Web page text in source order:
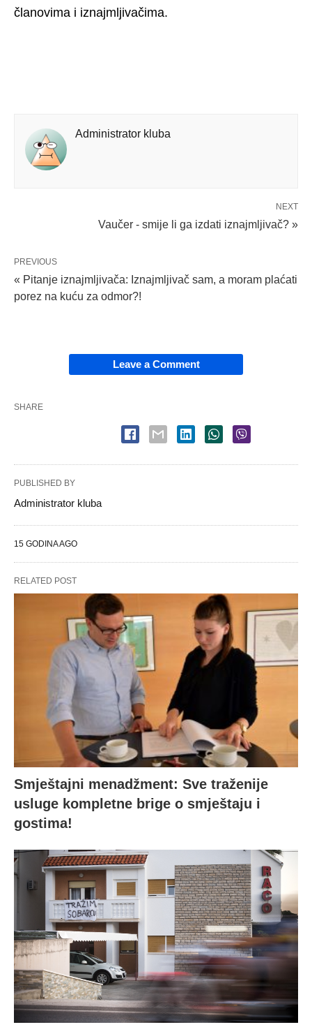
članovima i iznajmljivačima.
Administrator kluba
NEXT
Vaučer - smije li ga izdati iznajmljivač? »
PREVIOUS
« Pitanje iznajmljivača: Iznajmljivač sam, a moram plaćati
porez na kuću za odmor?!
Leave a Comment
SHARE
PUBLISHED BY
Administrator kluba
15 GODINA AGO
RELATED POST
Smještajni menadžment: Sve traženije
usluge kompletne brige o smještaju i
gostima!